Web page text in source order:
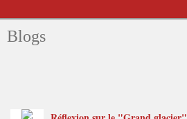
Blogs